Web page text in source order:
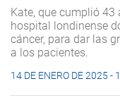
Kate, que cumplió 43
hospital londinense
cáncer, para dar las
a los pacientes.
14 DE ENERO DE 2025 -